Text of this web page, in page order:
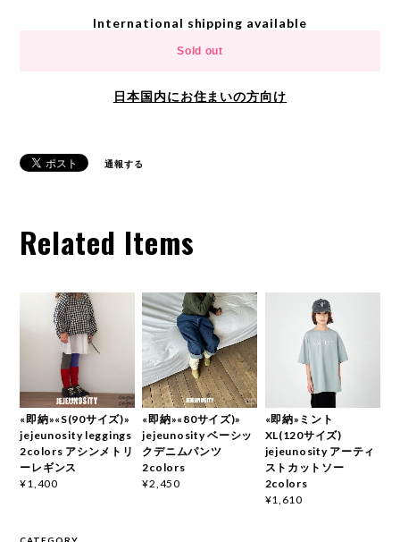
International shipping available
Sold out
日本国内にお住まいの方向け
通報する
Related Items
«即納»«S(90サイズ)»
jejeunosity leggings
2colors アシンメトリ
ーレギンス
¥1,400
«即納»«80サイズ)»
jejeunosity ベーシッ
クデニムパンツ
2colors
¥2,450
«即納»ミント
XL(120サイズ)
jejeunosity アーティ
ストカットソー
2colors
¥1,610
CATEGORY